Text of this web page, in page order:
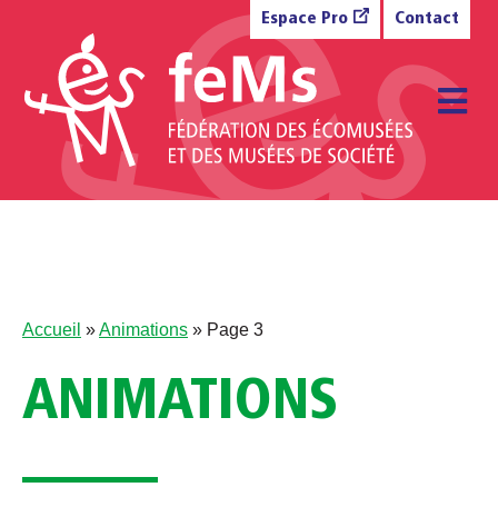
Espace Pro Contact
Accueil »Animations » Page 3
ANIMATIONS